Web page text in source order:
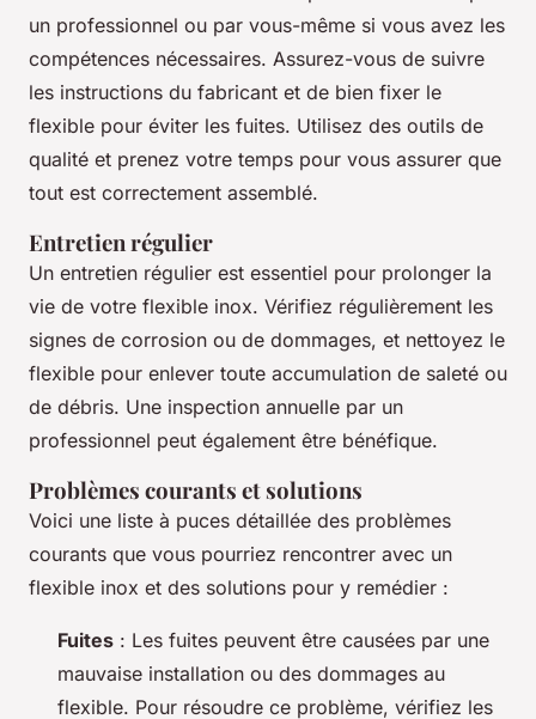
un professionnel ou par vous-même si vous avez les
compétences nécessaires. Assurez-vous de suivre
les instructions du fabricant et de bien fixer le
flexible pour éviter les fuites. Utilisez des outils de
qualité et prenez votre temps pour vous assurer que
tout est correctement assemblé.
Entretien régulier
Un entretien régulier est essentiel pour prolonger la
vie de votre flexible inox. Vérifiez régulièrement les
signes de corrosion ou de dommages, et nettoyez le
flexible pour enlever toute accumulation de saleté ou
de débris. Une inspection annuelle par un
professionnel peut également être bénéfique.
Problèmes courants et solutions
Voici une liste à puces détaillée des problèmes
courants que vous pourriez rencontrer avec un
flexible inox et des solutions pour y remédier :
Fuites : Les fuites peuvent être causées par une
mauvaise installation ou des dommages au
flexible. Pour résoudre ce problème, vérifiez les